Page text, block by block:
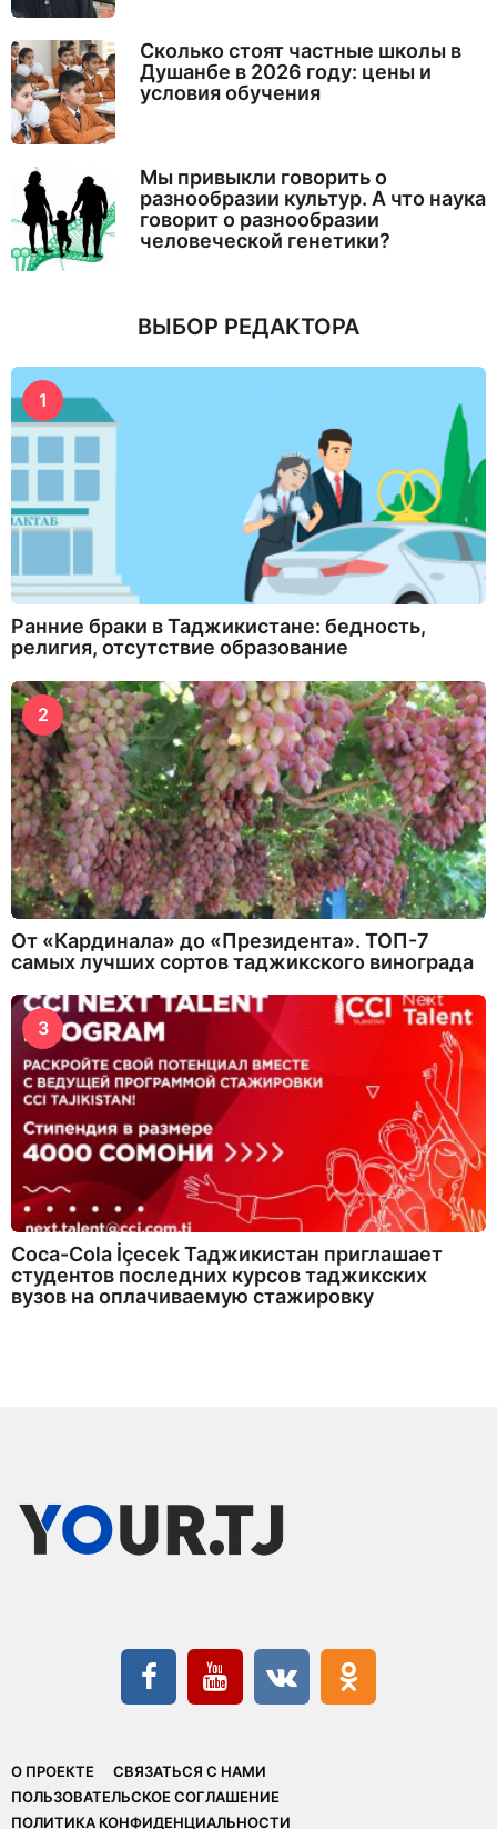
Сколько стоят частные школы в
Душанбе в 2026 году: цены и
условия обучения
Мы привыкли говорить о
разнообразии культур. А что наука
говорит о разнообразии
человеческой генетики?
ВЫБОР РЕДАКТОРА
1
Ранние браки в Таджикистане: бедность,
религия, отсутствие образование
2
От «Кардинала» до «Президента». ТОП-7
самых лучших сортов таджикского винограда
3
Coca-Cola İçecek Таджикистан приглашает
студентов последних курсов таджикских
вузов на оплачиваемую стажировку
О ПРОЕКТЕ
СВЯЗАТЬСЯ С НАМИ
ПОЛЬЗОВАТЕЛЬСКОЕ СОГЛАШЕНИЕ
ПОЛИТИКА КОНФИДЕНЦИАЛЬНОСТИ